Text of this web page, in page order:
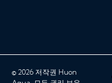
© 2026 저작권 Huon